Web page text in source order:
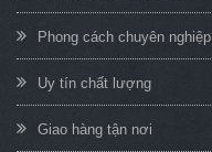
Phong cách chuyên nghiệp
Uy tín chất lượng
Giao hàng tận nơi